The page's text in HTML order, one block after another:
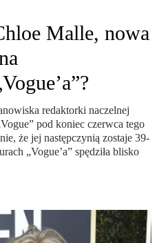
Malle, nowa
redaktorki naczelnej
pod koniec czerwca tego
że jej następczynią zostaje 39-
„Vogue’a” spędziła blisko